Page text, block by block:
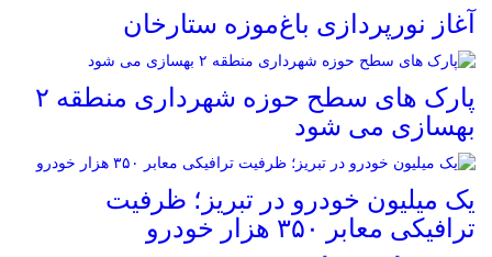
آغاز نورپردازی باغ‌موزه ستارخان
پارک های سطح حوزه شهرداری منطقه ۲
بهسازی می شود
یک میلیون خودرو در تبریز؛ ظرفیت
ترافیکی معابر ۳۵۰ هزار خودرو